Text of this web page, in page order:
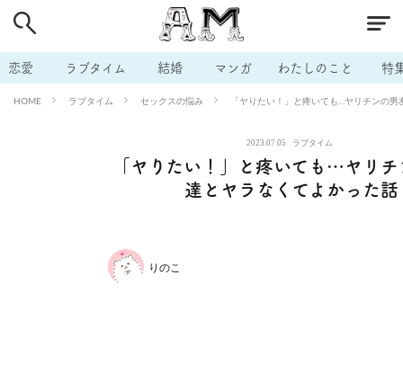
恋愛 ラブタイム 結婚 マンガ わたしのこと 特
HOME ラブタイム セックスの悩み 「ヤりたい！」と疼いても…ヤリチンの
2023.07.05 ラブタイム
「ヤりたい！」と疼いても…ヤリ
達とヤラなくてよかった話
りのこ
# 男の本音 # セフレ # 不倫
# 出会う方法 # マッチングアプリ # ラブグッズ # 体の相